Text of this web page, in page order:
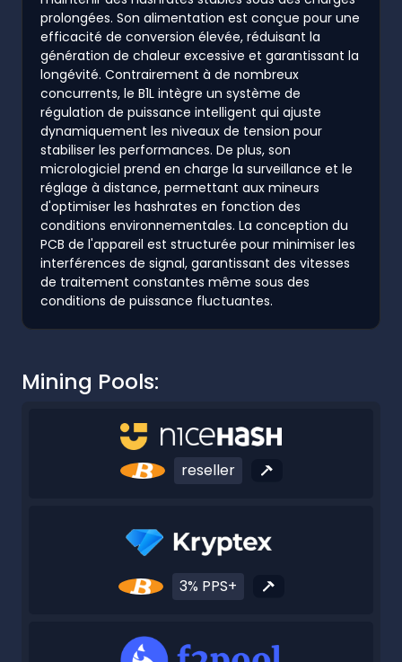
prolongées. Son alimentation est conçue pour une
efficacité de conversion élevée, réduisant la
génération de chaleur excessive et garantissant la
longévité. Contrairement à de nombreux
concurrents, le B1L intègre un système de
régulation de puissance intelligent qui ajuste
dynamiquement les niveaux de tension pour
stabiliser les performances. De plus, son
micrologiciel prend en charge la surveillance et le
réglage à distance, permettant aux mineurs
d'optimiser les hashrates en fonction des
conditions environnementales. La conception du
PCB de l'appareil est structurée pour minimiser les
interférences de signal, garantissant des vitesses
de traitement constantes même sous des
conditions de puissance fluctuantes.
Mining Pools:
reseller
3% PPS+